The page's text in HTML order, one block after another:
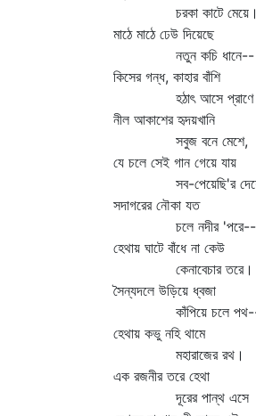
চরকা কাটে মেয়ে।
মাঠে মাঠে ঢেউ দিয়েছে
নতুন কচি ধানে--
কিসের গন্ধ, কাহার বাঁশি
হঠাৎ আসে
নীল আকাশের হৃদয়খানি
সবুজ বনে মেশে,
যে চলে সেই গান গেয়ে যায়
সব-পেয়েছি'র
সদাগরের নৌকা যত
চলে নদীর 'পরে--
হেথায় ঘাটে বাঁধে না কেউ
কেনাবেচার তরে।
সৈন্যদলে উড়িয়ে ধ্বজা
কাঁপিয়ে চলে
হেথায় কভু নহি থামে
মহারাজের রথ।
এক রজনীর তরে হেথা
দূরের পান্থ এসে